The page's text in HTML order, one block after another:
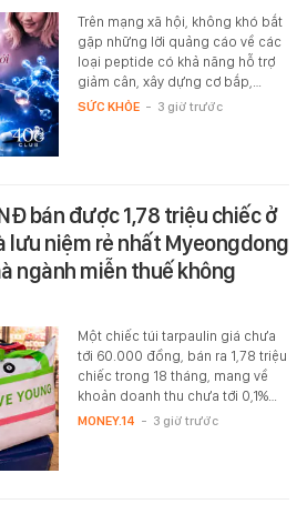
Trên mạng xã hội, không khó bắt
gặp những lời quảng cáo về các
loại peptide có khả năng hỗ trợ
giảm cân, xây dựng cơ bắp,…
SỨC KHỎE - 3 giờ trước
bán được 1,78 triệu chiếc ở
lưu niệm rẻ nhất Myeongdong
ngành miễn thuế không
Một chiếc túi tarpaulin giá chưa
tới 60.000 đồng, bán ra 1,78 triệu
chiếc trong 18 tháng, mang về
khoản doanh thu chưa tới 0,1%…
MONEY.14 - 3 giờ trước